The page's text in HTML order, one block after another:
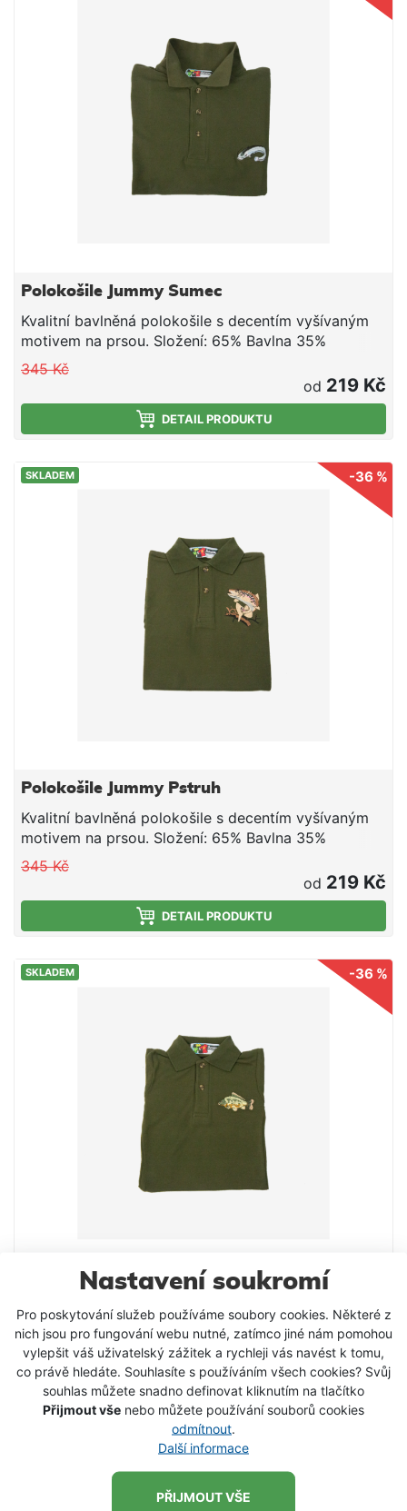
Nastavení soukromí
Pro poskytování služeb používáme soubory cookies. Některé z
nich jsou pro fungování webu nutné, zatímco jiné nám pomohou
vylepšit váš uživatelský zážitek a rychleji vás navést k tomu,
co právě hledáte. Souhlasíte s používáním všech cookies? Svůj
souhlas můžete snadno definovat kliknutím na tlačítko
Přijmout vše nebo můžete používání souborů cookies
odmítnout.
Další informace
PŘIJMOUT VŠE
Polokošile Jummy Sumec
Kvalitní bavlněná polokošile s decentím vyšívaným
motivem na prsou. Složení: 65% Bavlna 35%
Polyester
345 Kč
od 219 Kč
DETAIL PRODUKTU
-36 %
SKLADEM
Polokošile Jummy Pstruh
Kvalitní bavlněná polokošile s decentím vyšívaným
motivem na prsou. Složení: 65% Bavlna 35%
Polyester
345 Kč
od 219 Kč
DETAIL PRODUKTU
-36 %
SKLADEM
Polokošile Jummy Kapr
Kvalitní bavlněná polokošile s decentím vyšívaným
motivem na prsou. Složení: 65% Bavlna 35%
Polyester
345 Kč
od219 Kč
DETAIL PRODUKTU